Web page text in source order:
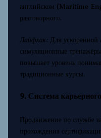
английском (Maritime
разговорного.
Лайфхак:Для ускоренной
симуляционные
повышает уровень
традиционные курсы.
9. Система
Продвижение по службе
прохождения